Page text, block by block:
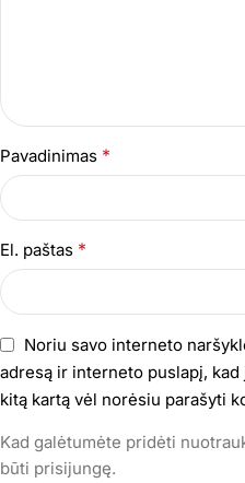
Pavadinimas *
El. paštas *
Noriu savo interneto
adresą ir interneto puslapį,
kitą kartą vėl norėsiu parašyti
Kad galėtumėte pridėti
būti prisijungę.